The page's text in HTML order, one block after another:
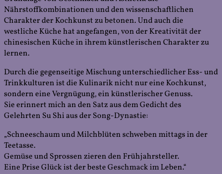
Nährstoffkombinationen und den wissenschaftlichen
Charakter der Kochkunst zu betonen. Und auch die
westliche Küche hat angefangen, von der Kreativität der
chinesischen Küche in ihrem künstlerischen Charakter zu
lernen.
Durch die gegenseitige Mischung unterschiedlicher Ess- und
Trinkkulturen ist die Kulinarik nicht nur eine Kochkunst,
sondern eine Vergnügung, ein künstlerischer Genuss.
Sie erinnert mich an den Satz aus dem Gedicht des
Gelehrten Su Shi aus der Song-Dynastie:
„Schneeschaum und Milchblüten schweben mittags in der
Teetasse.
Gemüse und Sprossen zieren den Frühjahrsteller.
Eine Prise Glück ist der beste Geschmack im Leben.“